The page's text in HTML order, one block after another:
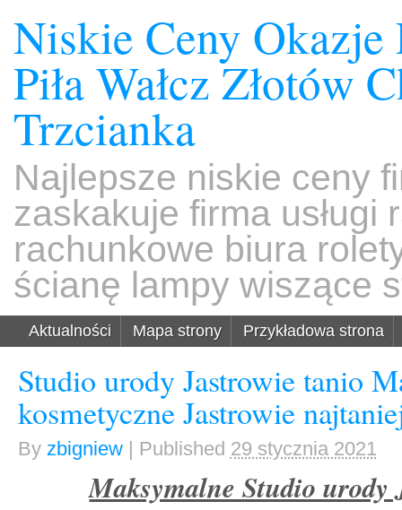
Niskie Ceny
Piła Wałcz Złotów
Trzcianka
Najlepsze niskie ceny
zaskakuje firma usługi
rachunkowe biura
ścianę lampy wiszące
Aktualności Mapa strony Przykładowa strona
Studio urody Jastrowie tanio
kosmetyczne Jastrowie
By zbigniew | Published 29 stycznia 2021
Maksymalne Studio urody